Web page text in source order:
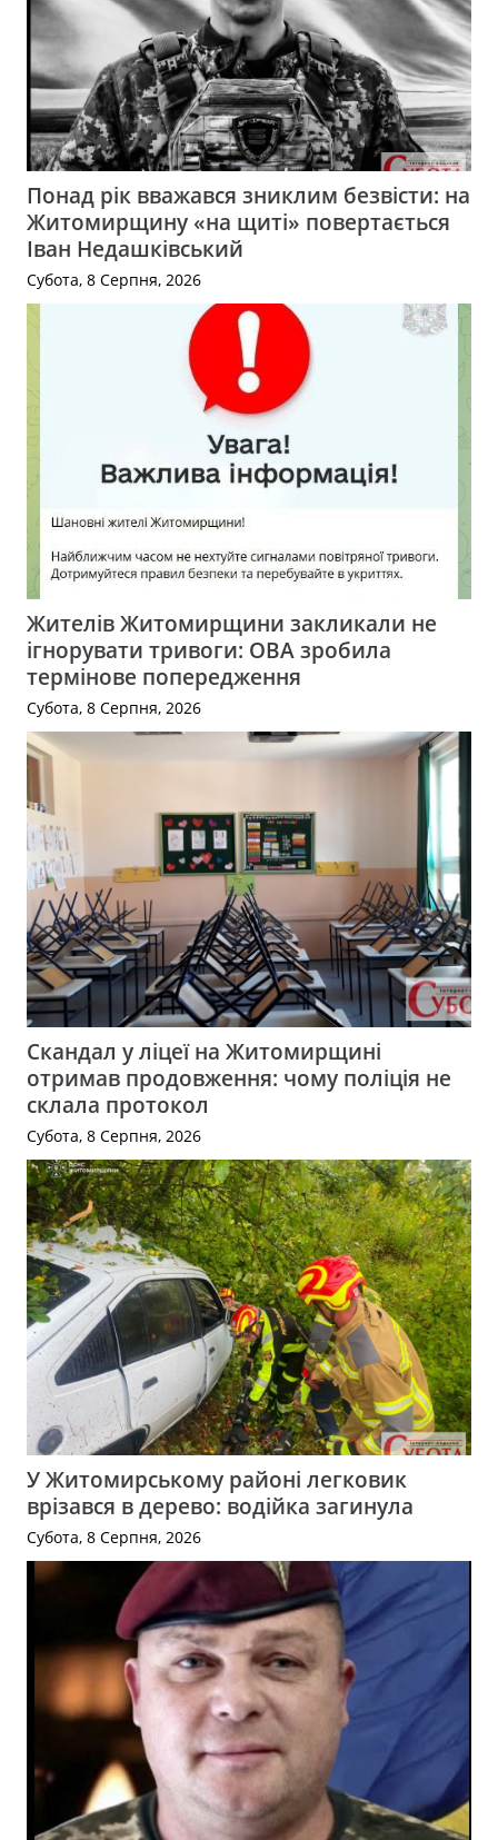
Понад рік вважався зниклим безвісти: на
Житомирщину «на щиті» повертається
Іван Недашківський
Субота, 8 Серпня, 2026
Жителів Житомирщини закликали не
ігнорувати тривоги: ОВА зробила
термінове попередження
Субота, 8 Серпня, 2026
Скандал у ліцеї на Житомирщині
отримав продовження: чому поліція не
склала протокол
Субота, 8 Серпня, 2026
У Житомирському районі легковик
врізався в дерево: водійка загинула
Субота, 8 Серпня, 2026